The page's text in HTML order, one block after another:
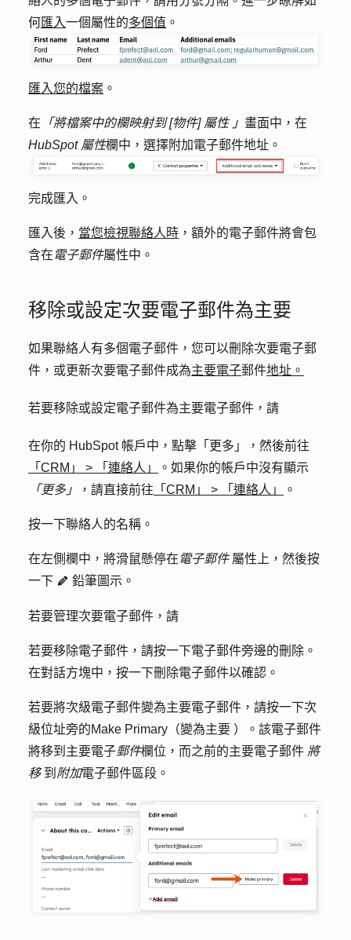
何匯入一個屬性的多個值 。
匯入您的檔案 。
在 「將檔案中的欄映射到 [物件] 屬性 」 畫面中，在
HubSpot 屬性欄中，選擇附加電子郵件地址 。
完成匯入。
匯入後， 當您檢視聯絡人時 ，額外的電子郵件將會包
含在 電子郵件屬性中。
移除或設定次要電子郵件為主要
如果聯絡人有多個電子郵件，您可以刪除次要電子郵
件，或更新次要電子郵件成為主要電子郵件地址。
若要移除或設定電子郵件為主要電子郵件，請
在你的 HubSpot 帳戶中，點擊 「更多」
，然後前往
「CRM」
> 「連絡人」
。如果你的帳戶中沒有顯示
「更多」
，請直接前往 「CRM」 > 「連絡人」 。
按一下聯絡人的名稱 。
在左側欄中，將滑鼠懸停在 電子郵件 屬性上，然後按
一下 edit 鉛筆圖示 。
若要管理次要電子郵件，請
若要移除電子郵件，請按一下電子郵件旁邊的刪除 。
在對話方塊中，按一下刪除電子郵件以確認。
若要將次級電子郵件變為主要電子郵件，請按一下次
級位址旁的Make Primary（變為主要 ）。該電子郵件
將移到主要電子郵件欄位，而之前的主要電子郵件 將
移到 附加電子郵件區段。